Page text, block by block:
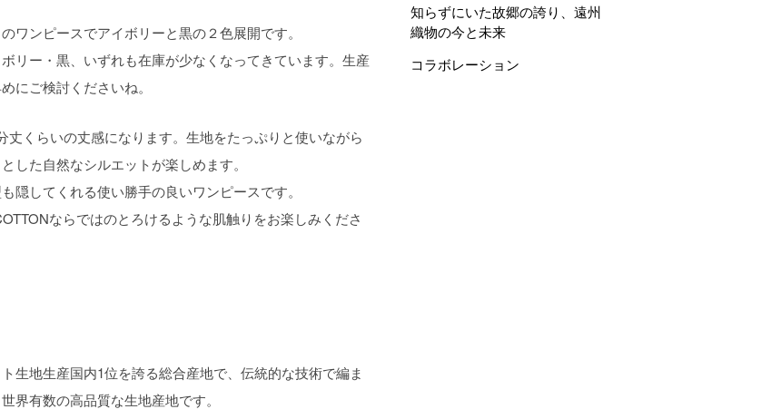
ワンピースでアイボリーと黒の２色展開です。
リー・黒、いずれも在庫が少なくなってきています。生産
にご検討くださいね。
くらいの丈感になります。生地をたっぷりと使いながら
した自然なシルエットが楽しめます。
隠してくれる使い勝手の良いワンピースです。
ならではのとろけるような肌触りをお楽しみくださ
生地生産国内1位を誇る総合産地で、伝統的な技術で編ま
界有数の高品質な生地産地です。
知らずにいた故郷の誇り、遠州
織物の今と未来
コラボレーション